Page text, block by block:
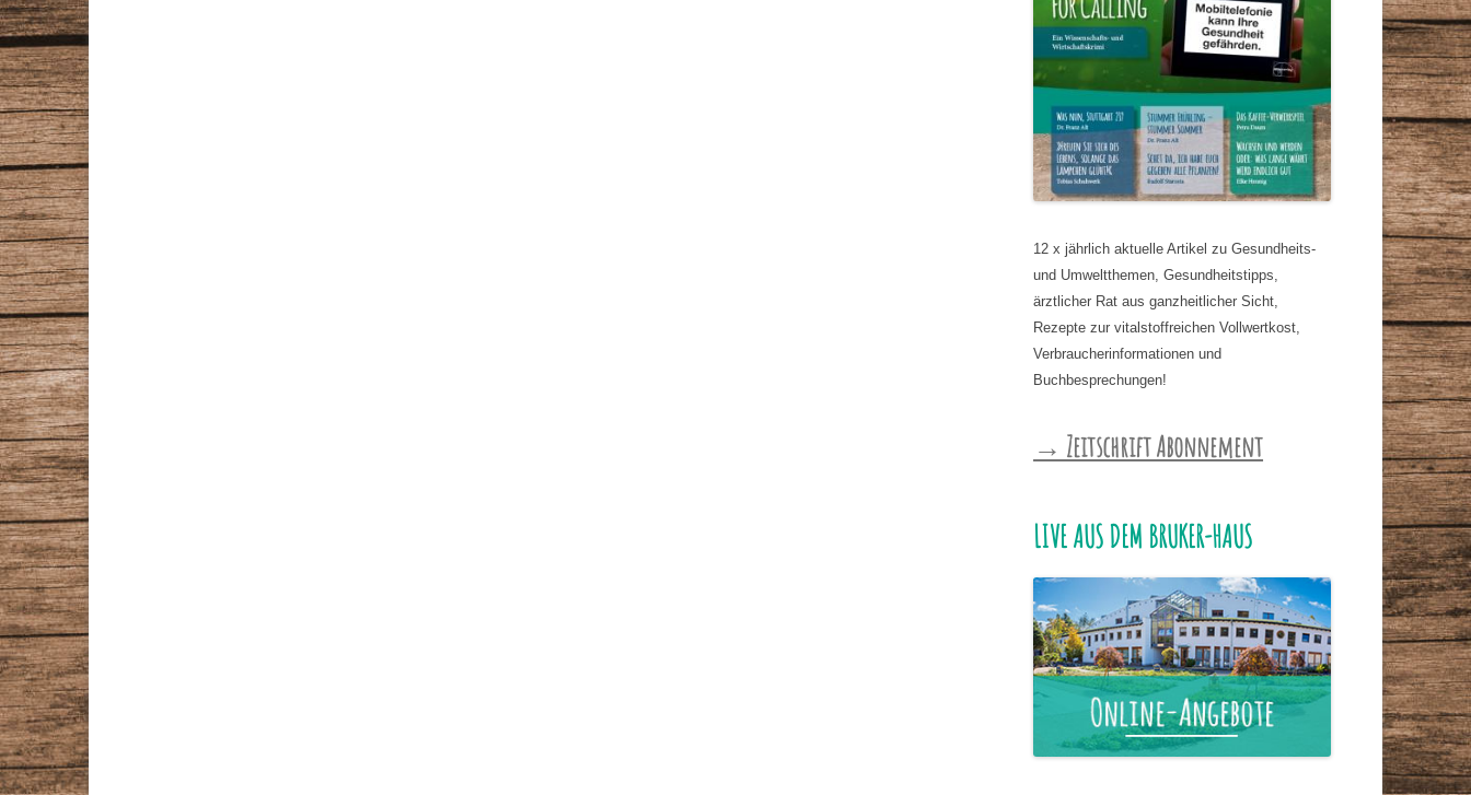
12 x jährlich aktuelle Artikel zu Gesundheits-
und Umweltthemen, Gesundheitstipps,
ärztlicher Rat aus ganzheitlicher Sicht,
Rezepte zur vitalstoffreichen Vollwertkost,
Verbraucherinformationen und
Buchbesprechungen!
→ Zeitschrift Abonnement
LIVE AUS DEM BRUKER-HAUS